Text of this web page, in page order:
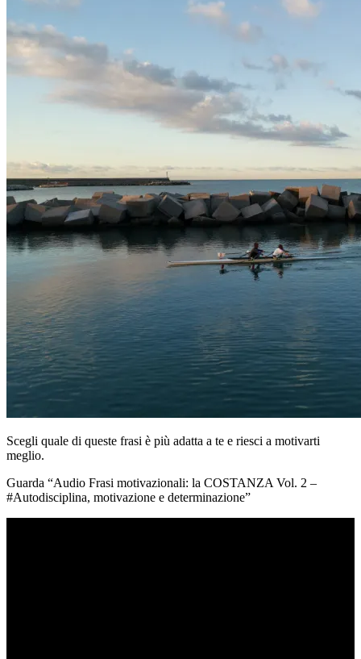
Scegli quale di queste frasi è più adatta a te e riesci a motivarti
meglio.
Guarda “Audio Frasi motivazionali: la COSTANZA Vol. 2 –
#Autodisciplina, motivazione e determinazione”